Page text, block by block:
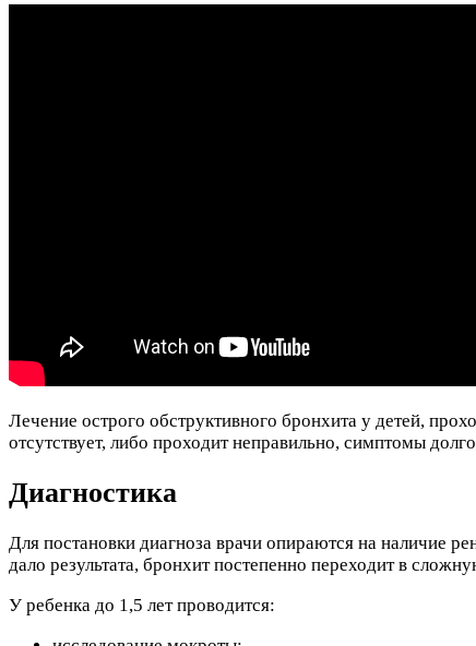
Лечение острого обструктивного бронхита у детей,
отсутствует, либо проходит неправильно, симптомы
Диагностика
Для постановки диагноза врачи опираются на наличие
дало результата, бронхит постепенно переходит в
У ребенка до 1,5 лет проводится: